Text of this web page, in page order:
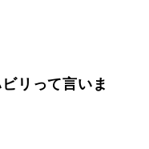
リって言いま